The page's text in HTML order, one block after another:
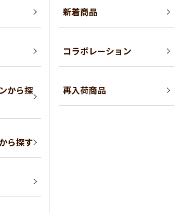
から探
ら探す
新着商品
コラボレーション
再入荷商品